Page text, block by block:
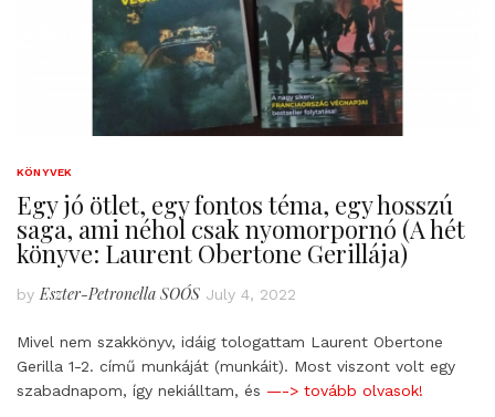
KÖNYVEK
Egy jó ötlet, egy fontos téma, egy hosszú
saga, ami néhol csak nyomorpornó (A hét
könyve: Laurent Obertone Gerillája)
by Eszter-Petronella SOÓS July 4, 2022
Mivel nem szakkönyv, idáig tologattam Laurent Obertone
Gerilla 1-2. című munkáját (munkáit). Most viszont volt egy
szabadnapom, így nekiálltam, és —-> tovább olvasok!